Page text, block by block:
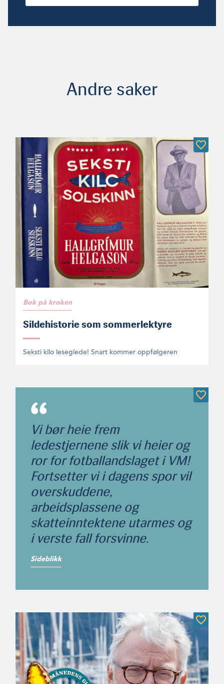
Andre saker
Bok på kroken
Sildehistorie som sommerlektyre
Seksti kilo leseglede! Snart kommer oppfølgeren
Vi bør heie frem
ledestjernene slik vi heier og
ror for fotballandslaget i VM!
Fortsetter vi i dagens spor vil
overskuddene,
arbeidsplassene og
skatteinntektene utarmes og
i verste fall forsvinne.
Sideblikk